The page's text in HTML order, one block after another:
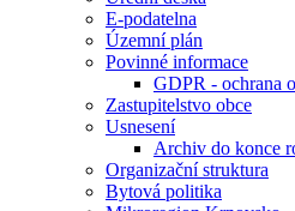
E-podatelna
Územní plán
Povinné informace
GDPR - ochrana
Zastupitelstvo obce
Usnesení
Archiv do konce
Organizační struktura
Bytová politika